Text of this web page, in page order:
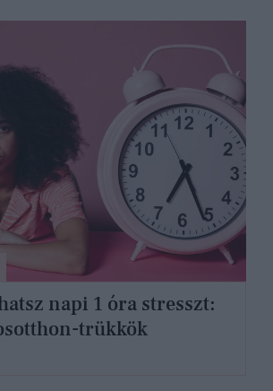
napi 1 óra stresszt:
trükkök